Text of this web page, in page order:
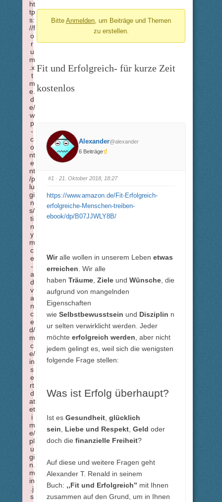
Bitte Anmelden, um Beiträge und Themen
zu erstellen.
Fit und Erfolgreich- für kurze Zeit
kostenlos
Alexander@alexander
6 Beiträge
#1 · 21. Oktober 2018, 18:27
https://www.amazon.de/Fit-Erfolgreich-
erfolgreiche-Menschen-treiben-
ebook/dp/B07JJWLY8B/
Wiralle wollen in unserem Leben etwas
erreichen . Wir alle
haben Träume Ziele und Wünsche , die
aufgrund von mangelnden
Eigenschaften
wie Selbstbewusstsein und Disziplin n
ur selten verwirklicht werden. Jeder
möchte erfolgreich werden , aber nicht
jedem gelingt es, weil sich die wenigsten
folgende Frage stellen:
Was ist Erfolg überhaupt?
Ist es Gesundheit glücklich
sein
Liebe und Respekt Geld oder
doch die finanzielle Freiheit?
Auf diese und weitere Fragen geht
Alexander T. Renald in seinem
Buch: ,,Fit und Erfolgreich” mit Ihnen
zusammen auf den Grund, um in Ihnen
ht
tp
s:
//f
o
r
u
m
.x
t
m
e.
d
e/
w
p
-
c
o
nt
e
nt
/p
lu
gi
n
s/
ti
n
y
m
c
e
-
a
d
v
a
n
c
e
d/
m
c
e/
in
s
e
rt
d
at
et
i
m
e/
pl
u
gi
n.
m
in
.j
s